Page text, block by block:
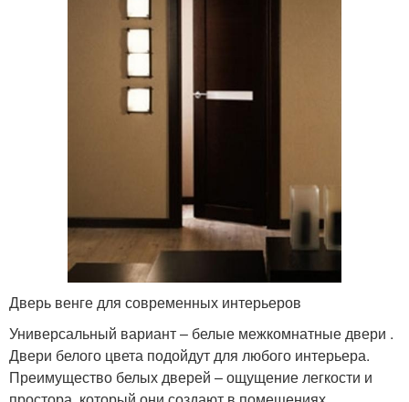
Дверь венге для современных интерьеров
Универсальный вариант – белые межкомнатные двери .
Двери белого цвета подойдут для любого интерьера.
Преимущество белых дверей – ощущение легкости и